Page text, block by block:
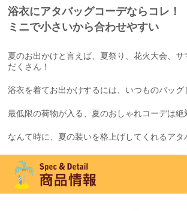
浴衣にアタバッグコーデならコレ！
ミニで小さいから合わせやすい
夏のお出かけと言えば、夏祭り、花火大会、サ
だくさん！
浴衣を着てお出かけするには、いつものバッグ
最低限の荷物が入る、夏のおしゃれコーデは絶
なんて時に、夏の装いを格上げしてくれるアタ